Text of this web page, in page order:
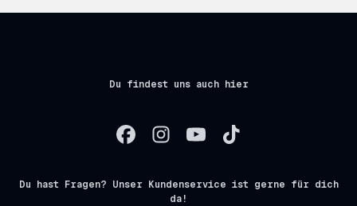
Du findest uns auch hier
Du hast Fragen? Unser Kundenservice ist gerne für dich
da!